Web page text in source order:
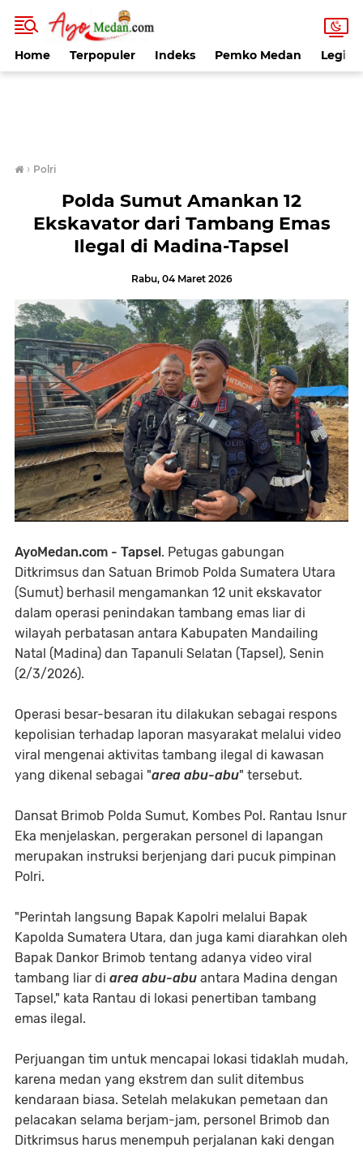
Home Terpopuler Indeks Pemko Medan
› Polri
Polda Sumut Amankan 12
Ekskavator dari Tambang Emas
Ilegal di Madina-Tapsel
Rabu, 04 Maret 2026
AyoMedan.com - Tapsel . Petugas gabungan
Ditkrimsus dan Satuan Brimob Polda Sumatera Utara
(Sumut) berhasil mengamankan 12 unit ekskavator
dalam operasi penindakan tambang emas liar di
wilayah perbatasan antara Kabupaten Mandailing
Natal (Madina) dan Tapanuli Selatan (Tapsel), Senin
(2/3/2026).
Operasi besar-besaran itu dilakukan sebagai respons
kepolisian terhadap laporan masyarakat melalui video
viral mengenai aktivitas tambang ilegal di kawasan
yang dikenal sebagai "area abu-abu" tersebut.
Dansat Brimob Polda Sumut, Kombes Pol. Rantau Isnur
Eka menjelaskan, pergerakan personel di lapangan
merupakan instruksi berjenjang dari pucuk pimpinan
Polri.
"Perintah langsung Bapak Kapolri melalui Bapak
Kapolda Sumatera Utara, dan juga kami diarahkan oleh
Bapak Dankor Brimob tentang adanya video viral
tambang liar di area abu-abu antara Madina dengan
Tapsel," kata Rantau di lokasi penertiban tambang
emas ilegal.
Perjuangan tim untuk mencapai lokasi tidaklah mudah,
karena medan yang ekstrem dan sulit ditembus
kendaraan biasa. Setelah melakukan pemetaan dan
pelacakan selama berjam-jam, personel Brimob dan
Ditkrimsus harus menempuh perjalanan kaki dengan